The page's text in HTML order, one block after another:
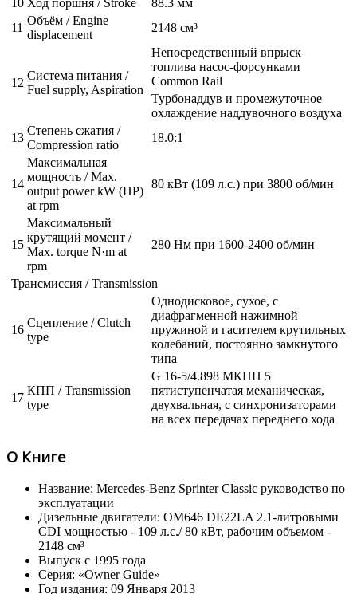
10 Ход поршня / Stroke
88.3 мм
11
Объём / Engine
displacement
2148 см³
12
Система питания /
Fuel supply, Aspiration
Непосредственный впрыск
топлива насос-форсунками
Common Rail
Турбонаддув и промежуточное
охлаждение наддувочного воздуха
13
Степень сжатия /
Compression ratio
18.0:1
14
Максимальная
мощность / Max.
output power kW (HP)
at rpm
80 кВт (109 л.с.) при 3800 об/мин
15
Максимальный
крутящий момент /
Max. torque N·m at
rpm
280 Нм при 1600-2400 об/мин
Трансмиссия / Transmission
16
Сцепление / Clutch
type
Однодисковое, сухое, с
диафрагменной нажимной
пружиной и гасителем крутильных
колебаний, постоянно замкнутого
типа
17
КПП / Transmission
type
G 16-5/4.898 МКПП 5
пятиступенчатая механическая,
двухвальная, с синхронизаторами
на всех передачах переднего хода
О Книге
Название: Mercedes-Benz Sprinter Classic руководство по
эксплуатации
Дизельные двигатели: OM646 DE22LA 2.1-литровыми
CDI мощностью - 109 л.с./ 80 кВт, рабочим объемом -
2148 см³
Выпуск с 1995 года
Серия: «Owner Guide»
Год издания: 09 Января 2013